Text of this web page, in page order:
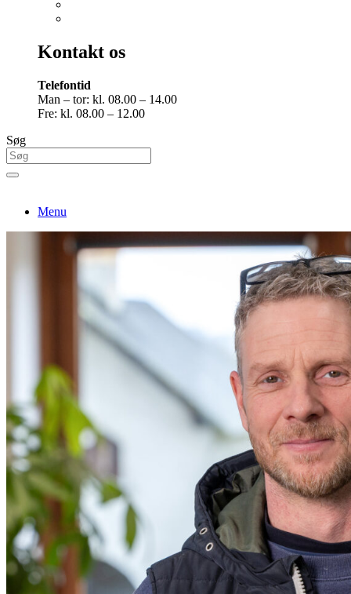
Kontakt os
Telefontid
Man – tor: kl. 08.00 – 14.00
Fre: kl. 08.00 – 12.00
Søg
Menu